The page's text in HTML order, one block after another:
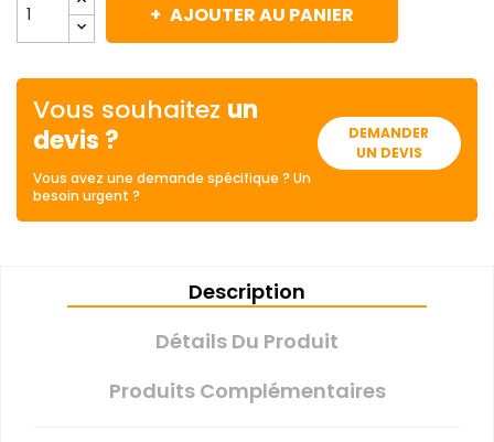
AJOUTER AU PANIER
Vous souhaitez un
devis ?
Vous avez une demande spécifique ? Un
besoin urgent ?
DEMANDER
UN DEVIS
Description
Détails Du Produit
Produits Complémentaires